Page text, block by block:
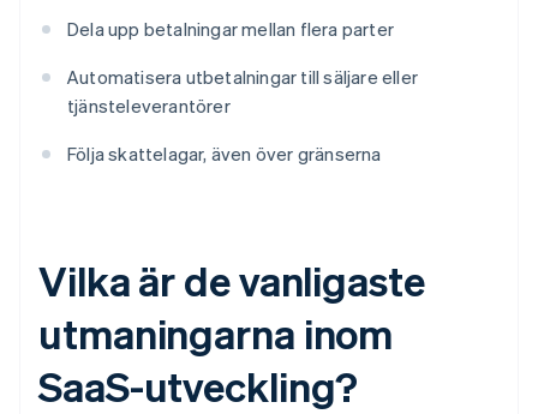
Dela upp betalningar mellan flera parter
Automatisera utbetalningar till säljare eller
tjänsteleverantörer
Följa skattelagar, även över gränserna
Vilka är de vanligaste
utmaningarna inom
SaaS-utveckling?